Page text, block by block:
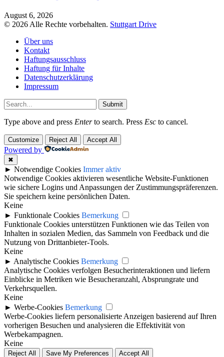
August 6, 2026
© 2026 Alle Rechte vorbehalten. Stuttgart Drive
Über uns
Kontakt
Haftungsausschluss
Haftung für Inhalte
Datenschutzerklärung
Impressum
Submit
Type above and press Enterto search. Press Esc to cancel.
Customize Reject All Accept All
Powered by
✖
► Notwendige Cookies Immer aktiv
Notwendige Cookies aktivieren wesentliche Website-Funktionen
wie sichere Logins und Anpassungen der Zustimmungspräferenzen.
Sie speichern keine persönlichen Daten.
Keine
► Funktionale Cookies Bemerkung
Funktionale Cookies unterstützen Funktionen wie das Teilen von
Inhalten in sozialen Medien, das Sammeln von Feedback und die
Nutzung von Drittanbieter-Tools.
Keine
► Analytische Cookies Bemerkung
Analytische Cookies verfolgen Besucherinteraktionen und liefern
Einblicke in Metriken wie Besucheranzahl, Absprungrate und
Verkehrsquellen.
Keine
► Werbe-Cookies Bemerkung
Werbe-Cookies liefern personalisierte Anzeigen basierend auf Ihren
vorherigen Besuchen und analysieren die Effektivität von
Werbekampagnen.
Keine
Reject All Save My Preferences Accept All